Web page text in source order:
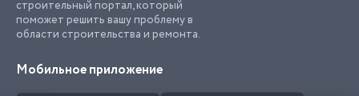
строительный портал, который
поможет решить вашу проблему в
области строительства и ремонта.
Мобильное приложение